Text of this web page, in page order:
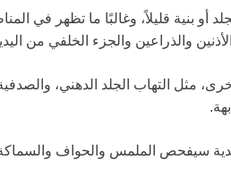
أو بنية قليلاً، وغالبًا ما تظهر في
والذراعين والجزء الخلفي من
مثل التهاب الجلد الدهني،
سيفحص الملمس والحواف والسماكة